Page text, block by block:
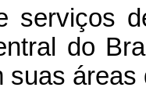
serviços
do
suas